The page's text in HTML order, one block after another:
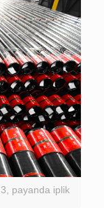
3, payanda iplik